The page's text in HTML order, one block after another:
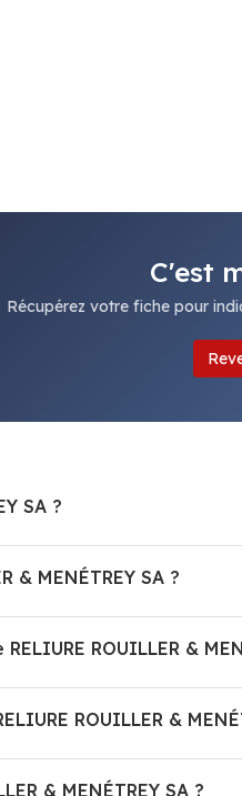
C'est
Récupérez votre fiche pour
SA ?
& MENÉTREY SA ?
ROUILLER &
ROUILLER &
& MENÉTREY SA ?